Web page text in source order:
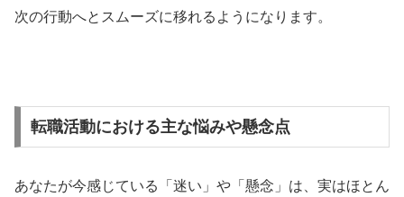
次の行動へとスムーズに移れるようになります。
転職活動における主な悩みや懸念点
あなたが今感じている「迷い」や「懸念」は、実はほとん